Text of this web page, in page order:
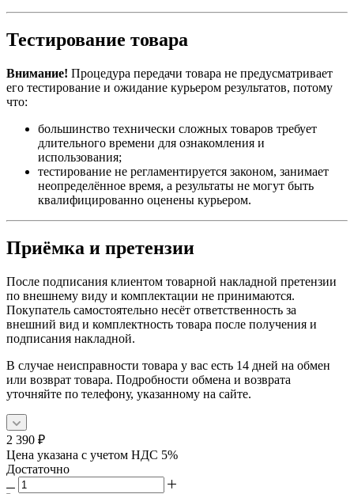
Тестирование товара
Внимание! Процедура передачи товара не предусматривает
его тестирование и ожидание курьером результатов, потому
что:
большинство технически сложных товаров требует
длительного времени для ознакомления и
использования;
тестирование не регламентируется законом, занимает
неопределённое время, а результаты не могут быть
квалифицированно оценены курьером.
Приёмка и претензии
После подписания клиентом товарной накладной претензии
по внешнему виду и комплектации не принимаются.
Покупатель самостоятельно несёт ответственность за
внешний вид и комплектность товара после получения и
подписания накладной.
В случае неисправности товара у вас есть 14 дней на обмен
или возврат товара. Подробности обмена и возврата
уточняйте по телефону, указанному на сайте.
2 390 ₽
Цена указана с учетом НДС 5%
Достаточно